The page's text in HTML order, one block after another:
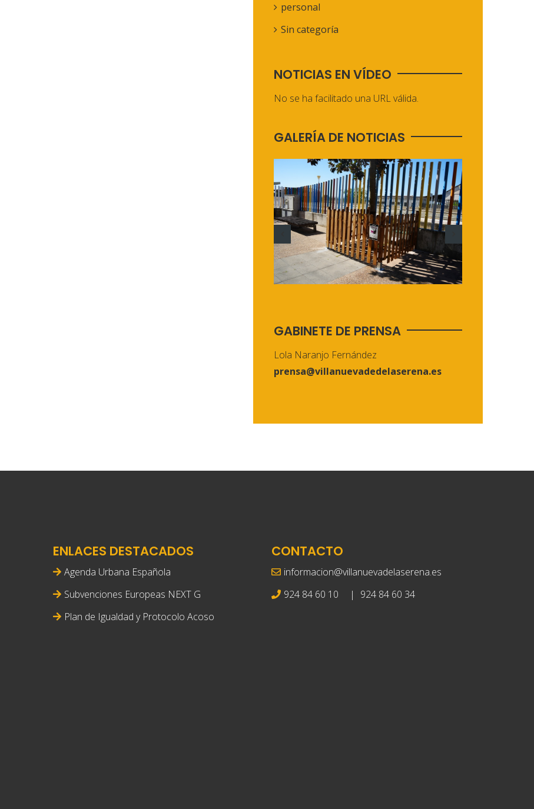
personal
Sin categoría
NOTICIAS EN VÍDEO
No se ha facilitado una URL válida.
GALERÍA DE NOTICIAS
GABINETE DE PRENSA
Lola Naranjo Fernández
prensa@villanuevadedelaserena.es
ENLACES DESTACADOS
Agenda Urbana Española
Subvenciones Europeas NEXT G
Plan de Igualdad y Protocolo Acoso
CONTACTO
informacion@villanuevadelaserena.es
924 84 60 10
| 924 84 60 34